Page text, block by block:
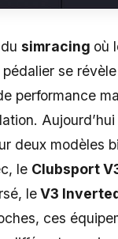
simracing où
se
performance
deux modèles
le Clubsport
leV3
ces